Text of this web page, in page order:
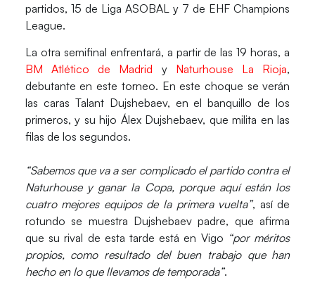
partidos, 15 de Liga ASOBAL y 7 de EHF Champions
League.
La otra semifinal enfrentará, a partir de las 19 horas, a
BM Atlético de Madrid y Naturhouse La Rioja,
debutante en este torneo. En este choque se verán
las caras Talant Dujshebaev, en el banquillo de los
primeros, y su hijo Álex Dujshebaev, que milita en las
filas de los segundos.
“Sabemos que va a ser complicado el partido contra el
Naturhouse y ganar la Copa, porque aquí están los
cuatro mejores equipos de la primera vuelta”, así de
rotundo se muestra Dujshebaev padre, que afirma
que su rival de esta tarde está en Vigo “por méritos
propios, como resultado del buen trabajo que han
hecho en lo que llevamos de temporada”.